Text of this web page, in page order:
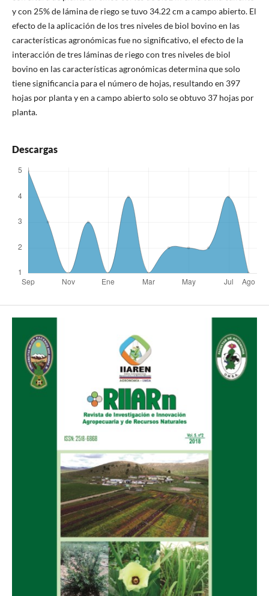
y con 25% de lámina de riego se tuvo 34.22 cm a campo abierto. El
efecto de la aplicación de los tres niveles de biol bovino en las
características agronómicas fue no significativo, el efecto de la
interacción de tres láminas de riego con tres niveles de biol
bovino en las características agronómicas determina que solo
tiene significancia para el número de hojas, resultando en 397
hojas por planta y en a campo abierto solo se obtuvo 37 hojas por
planta.
Descargas